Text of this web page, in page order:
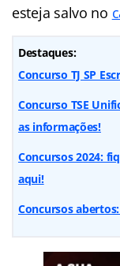
esteja salvo no
Destaques:
Concurso TJ SP
Concurso TSE
as informações!
Concursos 2024:
aqui!
Concursos